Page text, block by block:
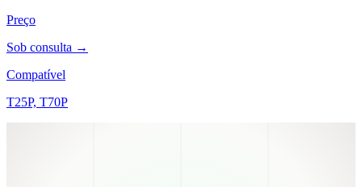
Preço
Sob consulta →
Compatível
T25P, T70P